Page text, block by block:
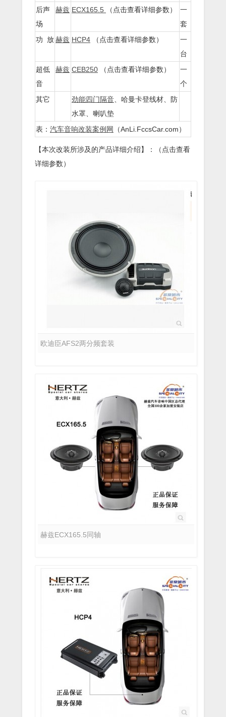
后声
场
赫兹 ECX165.5 （点击查看详细参数）
一
套
功 放赫兹 HCP4 （点击查看详细参数）
一
台
超低
音
赫兹 CEB250 （点击查看详细参数）
一
个
其它
劲能四门隔音 、哈曼卡登线材、防
水罩、喇叭垫
表： 汽车音响改装案例网 （AnLi.FccsCar.com）
【本次改装所涉及的产品详细介绍】：（点击查看
详细参数）
欧迪臣AFS2两分频套装
赫兹ECX165.5同轴